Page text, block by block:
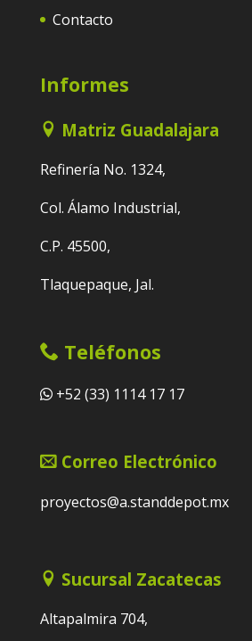
Contacto
Informes
Matriz Guadalajara
Refinería No. 1324,
Col. Álamo Industrial,
C.P. 45500,
Tlaquepaque, Jal.
Teléfonos
+52 (33) 1114 17 17
Correo Electrónico
proyectos@a.standdepot.mx
Sucursal Zacatecas
Altapalmira 704,